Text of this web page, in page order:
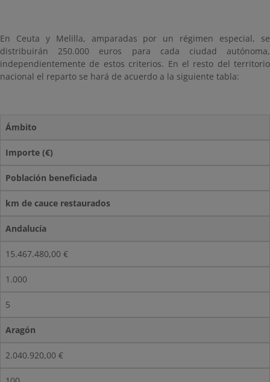
En Ceuta y Melilla, amparadas por un régimen especial, se
distribuirán 250.000 euros para cada ciudad autónoma,
independientemente de estos criterios. En el resto del territorio
nacional el reparto se hará de acuerdo a la siguiente tabla:
Ámbito
Importe (€)
Población beneficiada
km de cauce restaurados
Andalucía
15.467.480,00 €
1.000
5
Aragón
2.040.920,00 €